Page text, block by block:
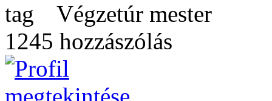
Végzetúr mester
1245 hozzászólás